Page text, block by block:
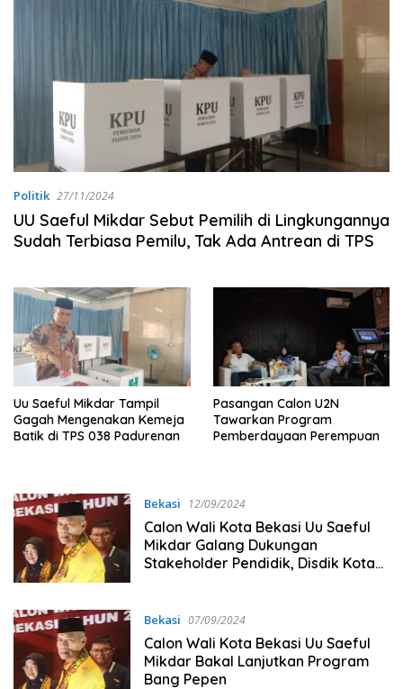
Politik 27/11/2024
UU Saeful Mikdar Sebut Pemilih di Lingkungannya
Sudah Terbiasa Pemilu, Tak Ada Antrean di TPS
Uu Saeful Mikdar Tampil
Gagah Mengenakan Kemeja
Batik di TPS 038 Padurenan
Pasangan Calon U2N
Tawarkan Program
Bekasi 12/09/2024
Calon Wali Kota Bekasi Uu Saeful
Mikdar Galang Dukungan
Stakeholder Pendidik, Disdik Kota
Bekasi 07/09/2024
Calon Wali Kota Bekasi Uu Saeful
Mikdar Bakal Lanjutkan Program
Bang Pepen